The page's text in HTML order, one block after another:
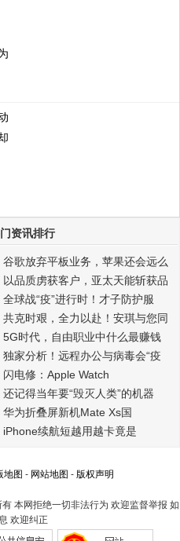
资讯排行
谷歌放弃平板业务，苹果还会远么
以品质虏获客户，亚太天能斩获品
全球战“疫”进行时！才子防护服
共克时艰，全力以赴！安琪与您同
5G时代，自由职业中什么最赚钱
独家分析！远程办公与病毒会“疫
闪电修：Apple Watch
还记得当年要“毁灭人类”的机器
华为折叠屏新机Mate Xs国
iPhone续航短越用越卡竟是
地图 - 网站地图 - 版权声明
有 本网拒绝一切非法行为 欢迎监督举报 如
欢迎纠正